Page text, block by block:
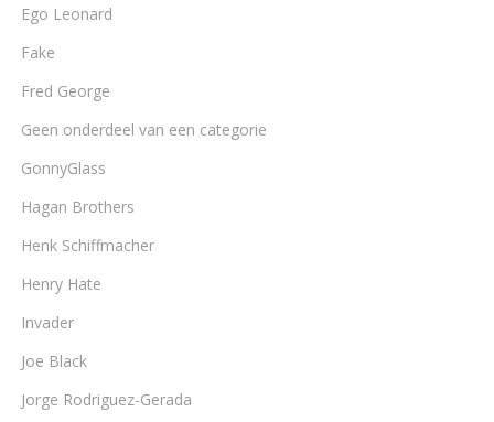
Ego Leonard
Fake
Fred George
Geen onderdeel van een categorie
GonnyGlass
Hagan Brothers
Henk Schiffmacher
Henry Hate
Invader
Joe Black
Jorge Rodriguez-Gerada